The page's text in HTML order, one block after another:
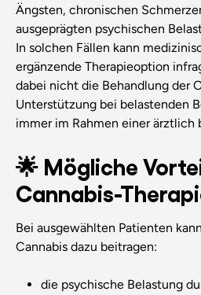
Ängsten, chronischen
ausgeprägten psychischen
In solchen Fällen kann
ergänzende Therapieoption
dabei nicht die Behandlung der
Unterstützung bei belastenden
immer im Rahmen einer ärztlich
🌟 Mögliche
Cannabis-
Bei ausgewählten Patienten
Cannabis dazu beitragen:
die psychische Belastung